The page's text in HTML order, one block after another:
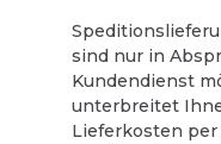
sind nur in
Kundendienst
unterbreitet
Lieferkosten per